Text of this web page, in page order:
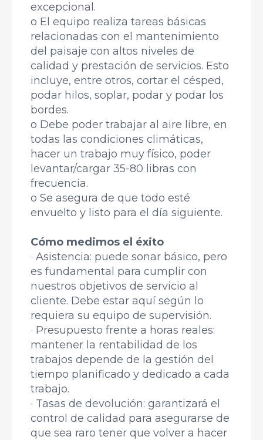
excepcional.
o El equipo realiza tareas básicas
relacionadas con el mantenimiento
del paisaje con altos niveles de
calidad y prestación de servicios. Esto
incluye, entre otros, cortar el césped,
podar hilos, soplar, podar y podar los
bordes.
o Debe poder trabajar al aire libre, en
todas las condiciones climáticas,
hacer un trabajo muy físico, poder
levantar/cargar 35-80 libras con
frecuencia.
o Se asegura de que todo esté
envuelto y listo para el día siguiente.
Cómo medimos el éxito
· Asistencia: puede sonar básico, pero
es fundamental para cumplir con
nuestros objetivos de servicio al
cliente. Debe estar aquí según lo
requiera su equipo de supervisión.
· Presupuesto frente a horas reales:
mantener la rentabilidad de los
trabajos depende de la gestión del
tiempo planificado y dedicado a cada
trabajo.
· Tasas de devolución: garantizará el
control de calidad para asegurarse de
que sea raro tener que volver a hacer